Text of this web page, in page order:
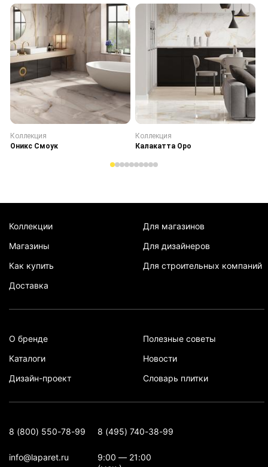
Коллекция
Оникс Смоук
Коллекция
Калакатта Оро
Коллекции
Магазины
Как купить
Доставка
Для магазинов
Для дизайнеров
Для строительных компаний
О бренде
Каталоги
Дизайн-проект
Полезные советы
Новости
Словарь плитки
8 (800) 550-78-99 8 (495) 740-38-99
info@laparet.ru
9:00 — 21:00